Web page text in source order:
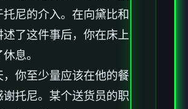
托尼的介入。在向黛比和
述了这件事后，你在床上
息。
，你至少量应该在他的餐
谢托尼。某个送货员的职